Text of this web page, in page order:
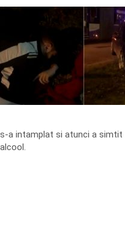
s-a intamplat si atunci a
alcool.